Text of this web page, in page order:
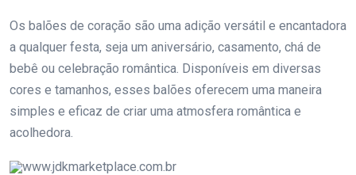
Os balões de coração são uma adição versátil e encantadora
a qualquer festa, seja um aniversário, casamento, chá de
bebê ou celebração romântica. Disponíveis em diversas
cores e tamanhos, esses balões oferecem uma maneira
simples e eficaz de criar uma atmosfera romântica e
acolhedora.
www.jdkmarketplace.com.br